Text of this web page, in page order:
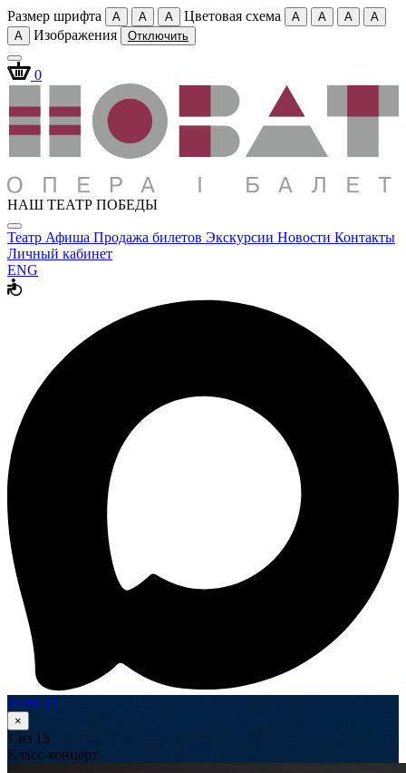
Размер шрифта A A A Цветовая схема A A A
A
A
Изображения Отключить
0
НАШ ТЕАТР ПОБЕДЫ
Театр Афиша Продажа билетов Экскурсии Новости Контакты
Личный кабинет
ENG
Фото 13
×
1 из 13
Класс-концерт